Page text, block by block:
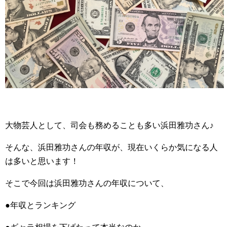
大物芸人として、司会も務めることも多い浜田雅功さん♪
そんな、浜田雅功さんの年収が、現在いくらか気になる人
は多いと思います！
そこで今回は浜田雅功さんの年収について、
●年収とランキング